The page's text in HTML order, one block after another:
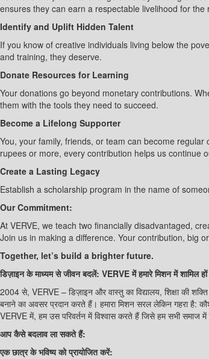
ensures they can earn a respectable livelihood for the
Identify and Uplift Hidden Talent
If you know of creative individuals living below the
and training, they deserve.
Donate Resources for Learning
Your donations go beyond monetary contributions.
them with the tools they need to succeed.
Become a Lifelong Supporter
You, your family, friends, or team can become
rupees or more, every contribution helps us continue
Create a Lasting Legacy
Establish a scholarship program in the name of
Our Commitment:
At VERVE, we teach two financially disadvantaged,
Join us in making a difference. Your contribution, big
Together, let’s build a brighter future.
डिज़ाइन के माध्यम से जीवन बदलें: VERVE में हमारे मिशन में शामिल हों
2004 से, VERVE – डिज़ाइन और वास्तु का विद्यालय, शिक्षा की
बनाने का अवसर प्रदान करते हैं। हमारा मिशन सरल लेकिन गहरा है:
VERVE में, हम उस परिवर्तन में विश्वास करते हैं जिसे हम सभी
आप कैसे बदलाव ला सकते हैं:
एक छात्र के भविष्य को प्रायोजित करें: